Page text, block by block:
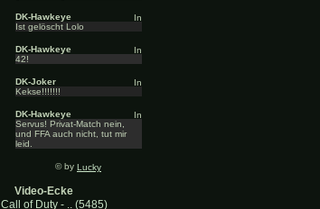
DK-Hawkeye
Ist gelöscht Lolo
DK-Hawkeye
42!
DK-Joker
Kekse!!!!!!!
DK-Hawkeye
Servus! Privat-Match nein,
und FFA auch nicht, tut mir
leid.
© by Lucky
Video-Ecke
Call of Duty - .. (5485)